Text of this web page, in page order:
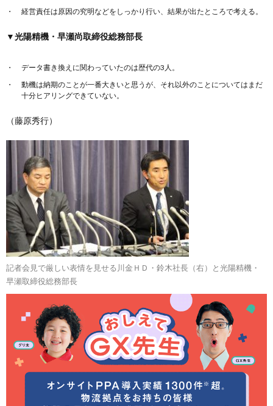
経営責任は原因の究明などをしっかり行い、結果が出たところで考える。
▼光陽精機・早瀬尚取締役総務部長
データ書き換えに関わっていたのは歴代の3人。
動機は納期のことが一番大きいと思うが、それ以外のことについてはまだ
十分ヒアリングできていない。
（藤原秀行）
記者会見で厳しい表情を見せる川金ＨＤ・鈴木社長（右）と光陽精機・
早瀬取締役総務部長